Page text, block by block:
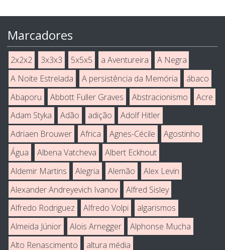
Marcadores
2x2x2 3x3x3 5x5x5 a Aventureira
A Negra
A Noite Estrelada
A persistência da Memória
ábaco
Abaporu
Abbott Fuller Graves Abstracionismo
Acre
Adam Styka
Adão adição
Adolf Hitler
Adriaen Brouwer
Africa Agnes-Cécile
Agostinho
Água
Albena Vatcheva
Albert Eckhout
Aldemir Martins
Alegria Alemão
Alex Levin
Alexander Andreyevich Ivanov
Alfred Sisley
Alfredo Rodriguez
Alfredo Volpi
algarismos
Almeida Júnior
Alois Arnegger
Alphonse Mucha
Alto Renascimento
altura média